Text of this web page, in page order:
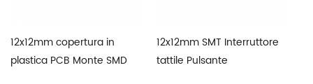
12x12mm copertura in
plastica PCB Monte SMD
12x12mm SMT Interruttore
tattile Pulsante